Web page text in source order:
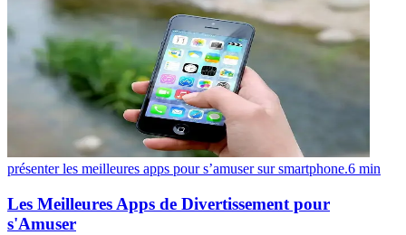
présenter les meilleures apps pour s’amuser sur smartphone.6 min
Les Meilleures Apps de Divertissement pour
s'Amuser